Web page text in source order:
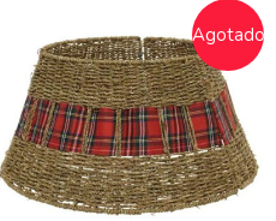
Agotado